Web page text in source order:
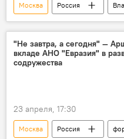
Москва Россия
Садыр Жапаров
экономика
"Не завтра, а сегодня" —
вкладе АНО "Евразия" в
содружества
23 апреля, 17:30
Москва Россия